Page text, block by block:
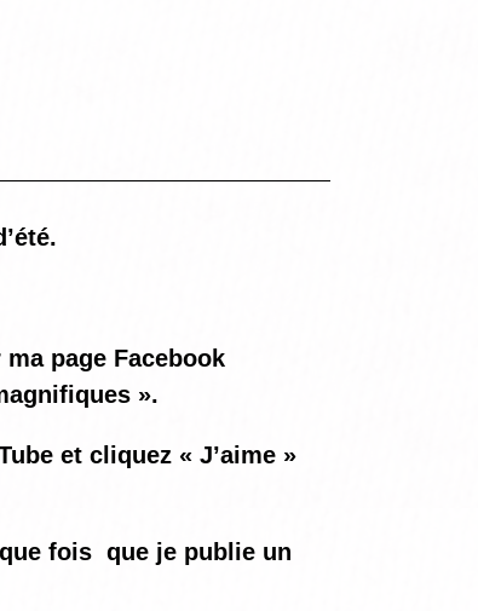
page Facebook
».
et cliquez « J’aime »
fois que je publie un